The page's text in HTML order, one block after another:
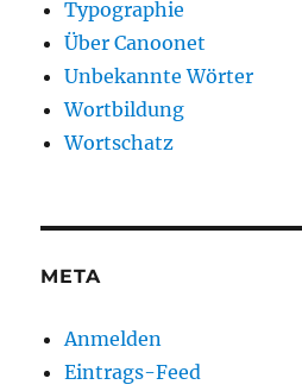
Typographie
Über Canoonet
Unbekannte Wörter
Wortbildung
Wortschatz
META
Anmelden
Eintrags-Feed